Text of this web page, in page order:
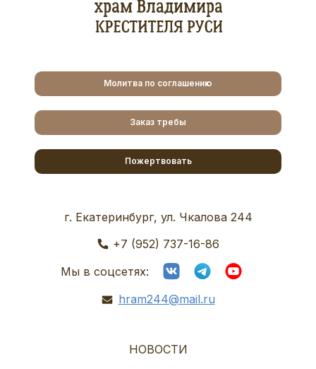
Молитва по соглашению
Заказ требы
Пожертвовать
г. Екатеринбург, ул. Чкалова 244
+7 (952) 737-16-86
Мы в соцсетях:
hram244@mail.ru
НОВОСТИ